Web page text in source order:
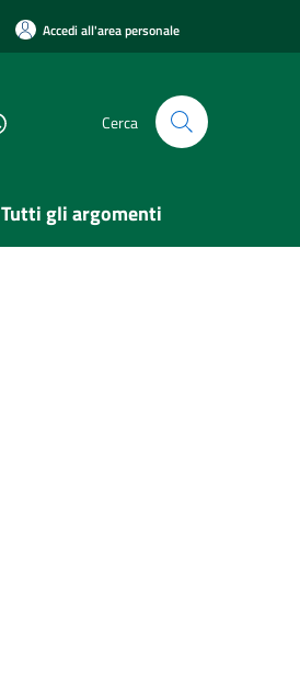
Accedi all'area personale
Cerca
Tutti gli argomenti